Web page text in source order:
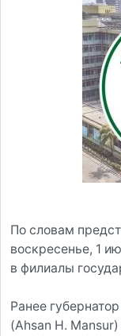
По словам
воскресенье, 1
в филиалы
Ранее
(Ahsan H.